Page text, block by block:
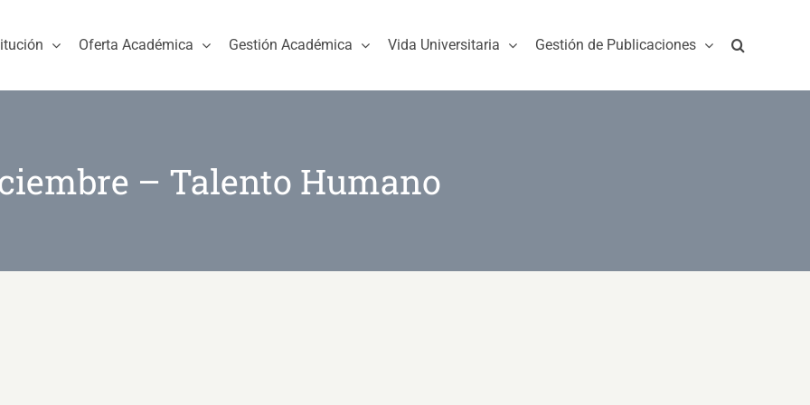
Oferta Académica Gestión Académica Vida Universitaria Gestión de Publicaciones
– Talento Humano